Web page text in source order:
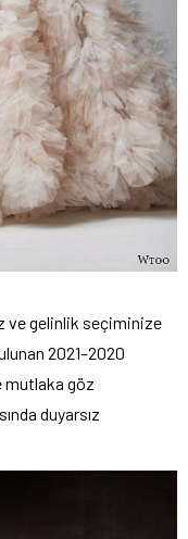
ve gelinlik seçiminize
2021–2020
mutlaka göz
duyarsız